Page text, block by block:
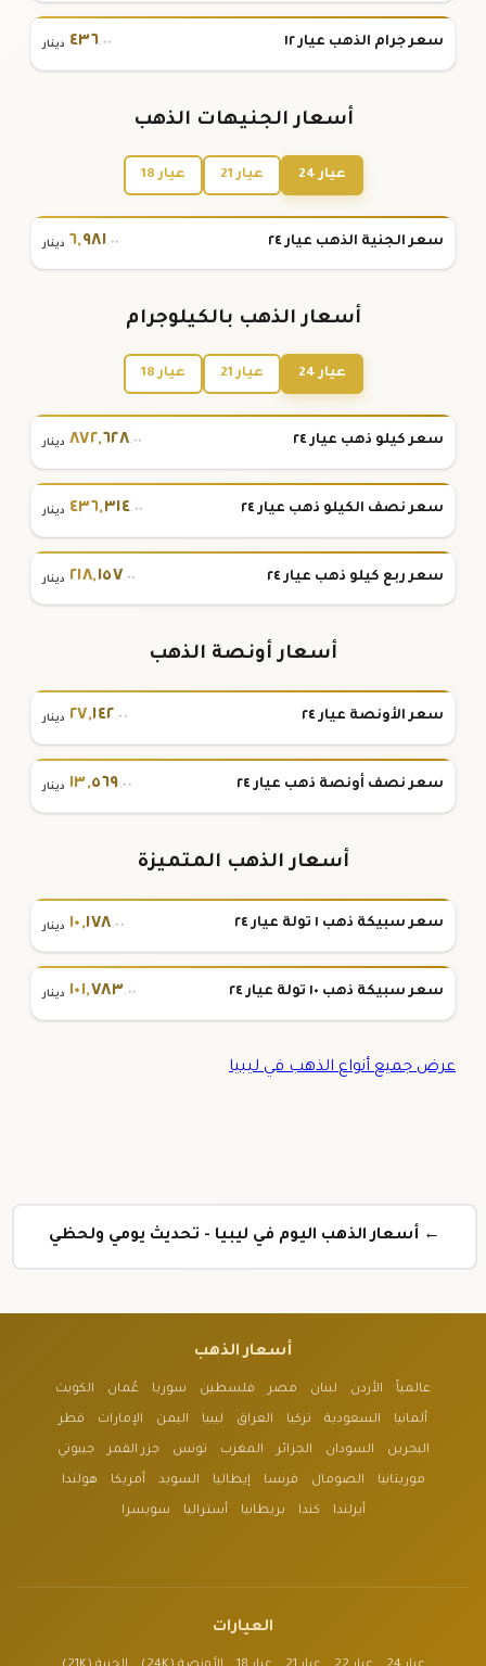
سعر جرام الذهب عيار ١٢ ٤٣٦.٠٠ دينار
أسعار الجنيهات الذهب
عيار 24 عيار 21 عيار 18
سعر الجنية الذهب عيار ٢٤ ٦,٩٨١.٠٠ دينار
أسعار الذهب بالكيلوجرام
عيار 24 عيار 21 عيار 18
سعر كيلو ذهب عيار ٢٤ ٨٧٢ , ٦٢٨.٠٠ دينار
سعر نصف الكيلو ذهب عيار ٢٤ ٤٣٦,٣١٤.٠٠ دينار
سعر ربع كيلو ذهب عيار ٢٤ ٢١٨,١٥٧.٠٠ دينار
أسعار أونصة الذهب
سعر الأونصة عيار ٢٤ ٢٧,١٤٢.٠٠ دينار
سعر نصف أونصة ذهب عيار ٢٤ ١٣,٥٦٩.٠٠ دينار
أسعار الذهب المتميزة
سعر سبيكة ذهب ١ تولة عيار ٢٤ ١٠,١٧٨.٠٠ دينار
سعر سبيكة ذهب ١٠ تولة عيار ٢٤ ١٠١,٧٨٣.٠٠ دينار
عرض جميع أنواع الذهب في ليبيا
← أسعار الذهب اليوم في ليبيا - تحديث يومي ولحظي
أسعار الذهب
عالمياً الأردن لبنان مصر فلسطين سوريا عُمان الكويت
ألمانيا السعودية تركيا العراق ليبيا اليمن الإمارات قطر
البحرين السودان الجزائر المغرب تونس جزر القمر جيبوتي
موريتانيا الصومال فرنسا إيطاليا السويد أمريكا هولندا
أيرلندا كندا بريطانيا أستراليا سويسرا
العيارات